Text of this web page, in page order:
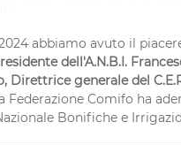
abbiamo avuto il
dell'A.N.B.I.
Direttrice generale del
Federazione Comifo ha
Bonifiche e